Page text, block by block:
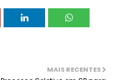
MAIS RECENTES